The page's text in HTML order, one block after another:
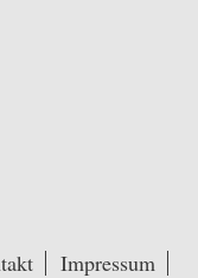
Impressum